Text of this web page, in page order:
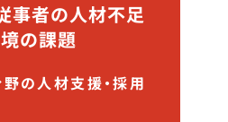
事者の人材不足
の課題
の人材支援・採用